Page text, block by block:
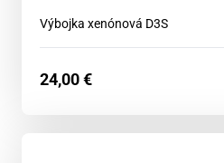
Výbojka xenónová D3S
24,00€